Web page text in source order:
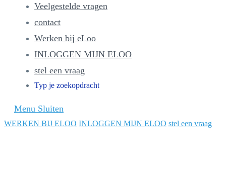
Veelgestelde vragen
contact
Werken bij eLoo
INLOGGEN MIJN ELOO
stel een vraag
Typ je zoekopdracht
Druk
op
Menu Sluiten
WERKEN BIJ ELOO INLOGGEN MIJN ELOO stel een vraag